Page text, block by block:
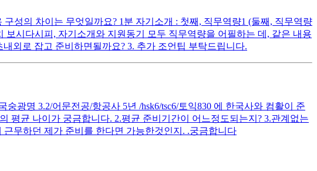
성의 차이는 무엇일까요? 1분 자기소개 : 첫째, 직무역량1 (둘째, 직무역량
시다시피, 자기소개와 지원동기 모두 직무역량을 어필하는 데, 같은 내용
외로 잡고 준비하면될까요? 3. 추가 조언팁 부탁드립니다.
광명 3.2/어문전공/항공사 5년 /hsk6/tsc6/토익830 에 한국사와 컴활이 준
평균 나이가 궁금합니다. 2.평균 준비기간이 어느정도되는지? 3.관계없는
무하던 제가 준비를 한다면 가능한것인지. .궁금합니다